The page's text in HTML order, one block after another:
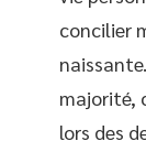
concilier
majorité,
lors des